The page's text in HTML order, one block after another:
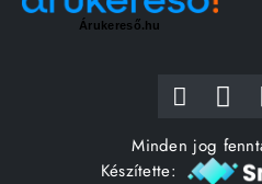
Árukereső.hu
Minden jog
Készítette: